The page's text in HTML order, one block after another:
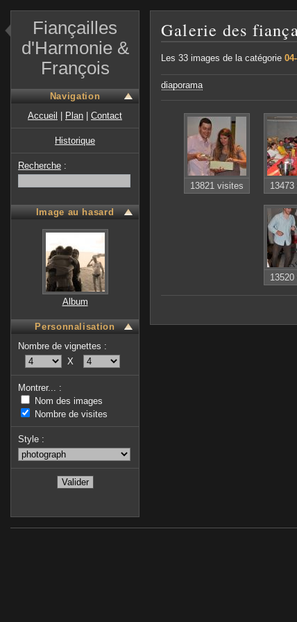
Fiançailles
d'Harmonie &
François
Navigation
Accueil
Plan Contact
Historique
Recherche :
Image au hasard
Album
Personnalisation
Nombre de vignettes :
X
Montrer... :
Nom des images
Nombre de visites
Style :
Galerie des
Les 33 images de la catégorie
diaporama
13821 visites